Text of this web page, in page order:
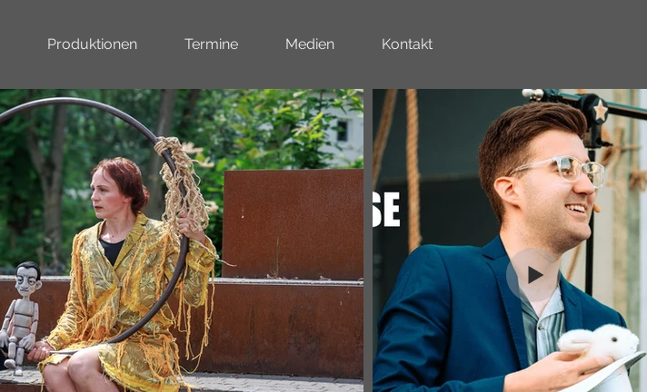
Produktionen Termine Medien Kontakt